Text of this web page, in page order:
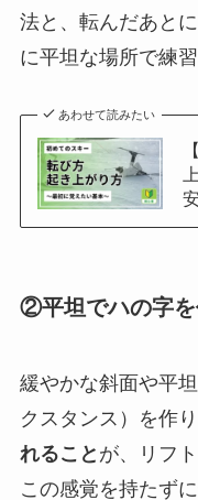
法と、転んだあと
に平坦な場所で練
あわせて読みたい
②平坦でハの字を
緩やかな斜面や平
クスタンス）を作り
れること が、リフ
この感覚を持たず